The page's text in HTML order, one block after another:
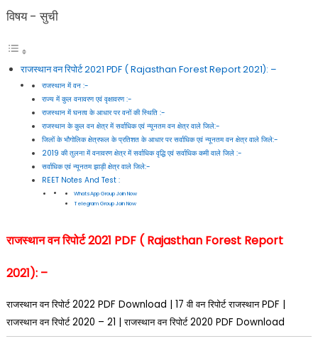
विषय - सुची
राजस्थान वन रिपोर्ट 2021 PDF ( Rajasthan Forest Report 2021): –
राजस्थान में वन :-
राज्य में कुल वनावरण एवं वृक्षावरण :-
राजस्थान में घनत्व के आधार पर वनों की स्थिति :-
राजस्थान के कुल वन क्षेत्र में सर्वाधिक एवं न्यूनतम वन क्षेत्र वाले जिले:-
जिलों के भौगोलिक क्षेत्रफल के प्रतिशत के आधार पर सर्वाधिक एवं न्यूनतम वन क्षेत्र वाले जिले:-
2019 की तुलना में वनावरण क्षेत्र में सर्वाधिक वृद्धि एवं सर्वाधिक कमी वाले जिले :-
सर्वाधिक एवं न्यूनतम झाड़ी क्षेत्र वाले जिले:-
REET Notes And Test :
WhatsApp Group Join Now
Telegram Group Join Now
राजस्थान वन रिपोर्ट 2021 PDF ( Rajasthan Forest Report
2021): –
राजस्थान वन रिपोर्ट 2022 PDF Download | 17 वी वन रिपोर्ट राजस्थान PDF |
राजस्थान वन रिपोर्ट 2020 – 21 | राजस्थान वन रिपोर्ट 2020 PDF Download